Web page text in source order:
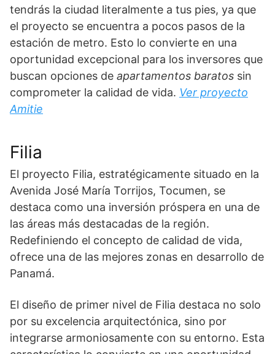
tendrás la ciudad literalmente a tus pies, ya que
el proyecto se encuentra a pocos pasos de la
estación de metro. Esto lo convierte en una
oportunidad excepcional para los inversores que
buscan opciones de apartamentos baratos sin
comprometer la calidad de vida. Ver proyecto
Amitie
Filia
El proyecto Filia, estratégicamente situado en la
Avenida José María Torrijos, Tocumen, se
destaca como una inversión próspera en una de
las áreas más destacadas de la región.
Redefiniendo el concepto de calidad de vida,
ofrece una de las mejores zonas en desarrollo de
Panamá.
El diseño de primer nivel de Filia destaca no solo
por su excelencia arquitectónica, sino por
integrarse armoniosamente con su entorno. Esta